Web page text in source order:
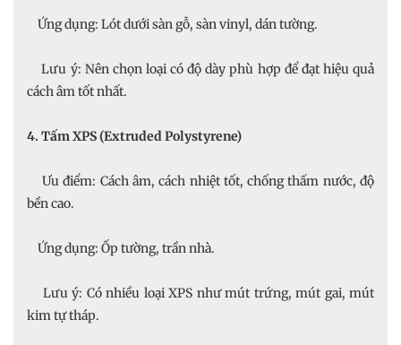
Ứng dụng: Lót dưới sàn gỗ, sàn vinyl, dán tường.
Lưu ý: Nên chọn loại có độ dày phù hợp để đạt hiệu quả
cách âm tốt nhất.
4. Tấm XPS (Extruded Polystyrene)
Ưu điểm: Cách âm, cách nhiệt tốt, chống thấm nước, độ
bền cao.
Ứng dụng: Ốp tường, trần nhà.
Lưu ý: Có nhiều loại XPS như mút trứng, mút gai, mút
kim tự tháp.